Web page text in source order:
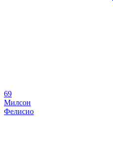
69
Милсон
Фелисио